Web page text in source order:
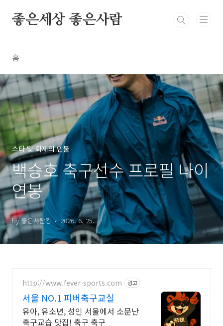
좋은세상 좋은사람
홈
스타 및 화제의 인물
백승호 축구선수 프로필 나이
연봉
by 좋은사람킴 2026. 6. 25.
http://www.fever-sports.com 광고
서울 NO.1 피버축구교실
유아, 유소년, 성인 서울에서 소문난
축구교습 맛집! 축구 축구